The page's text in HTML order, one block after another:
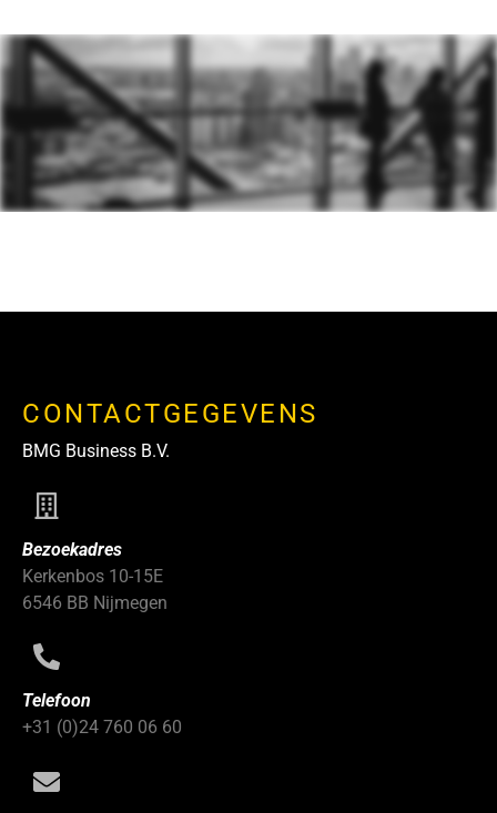
CONTACTGEGEVENS
BMG Business B.V.
Bezoekadres
Kerkenbos 10-15E
6546 BB Nijmegen
Telefoon
+31 (0)24 760 06 60